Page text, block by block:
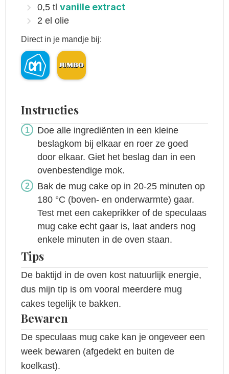
0,5 tl vanille extract
2 el olie
Direct in je mandje bij:
Instructies
Doe alle ingrediënten in een kleine
beslagkom bij elkaar en roer ze goed
door elkaar. Giet het beslag dan in een
ovenbestendige mok.
Bak de mug cake op in 20-25 minuten op
180 °C (boven- en onderwarmte) gaar.
Test met een cakeprikker of de speculaas
mug cake echt gaar is, laat anders nog
enkele minuten in de oven staan.
Tips
De baktijd in de oven kost natuurlijk energie,
dus mijn tip is om vooral meerdere mug
cakes tegelijk te bakken.
Bewaren
De speculaas mug cake kan je ongeveer een
week bewaren (afgedekt en buiten de
koelkast).